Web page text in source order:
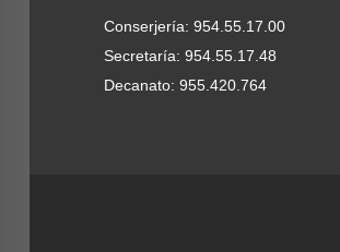
Conserjería: 954.55.17.00
Secretaría: 954.55.17.48
Decanato: 955.420.764